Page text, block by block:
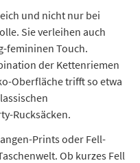
und nicht nur bei
Sie verleihen auch
femininen Touch.
der Kettenriemen
Oberfläche trifft so etwa
Rucksäcken.
Prints oder Fell-
Ob kurzes Fell